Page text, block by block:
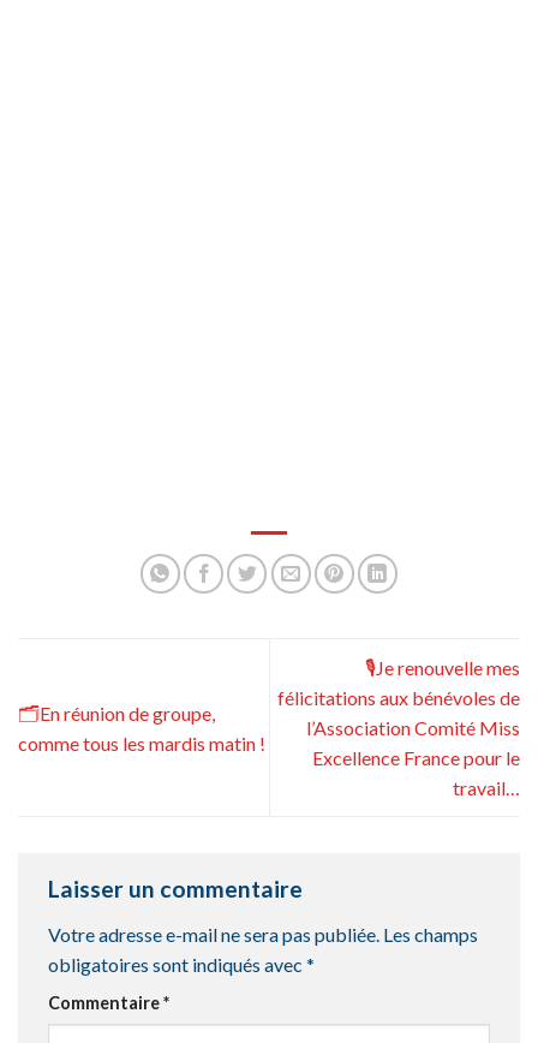
🗂️En réunion de groupe,
comme tous les mardis matin !
🎙️Je renouvelle mes
félicitations aux bénévoles de
l’Association Comité Miss
Excellence France pour le
travail…
Laisser un commentaire
Votre adresse e-mail ne sera pas publiée. Les champs
obligatoires sont indiqués avec *
Commentaire*